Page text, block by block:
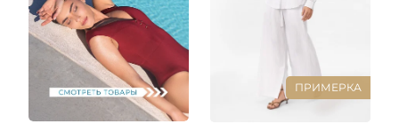
ПРИМЕРКА